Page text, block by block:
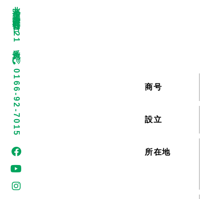
北海道上川郡美瑛町春日台4221番地
0166-92-7015 商号
設立
所在地